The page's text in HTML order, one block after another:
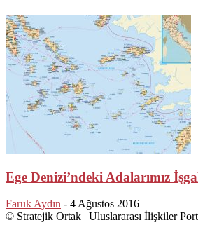
Ege Denizi’ndeki Adalarımız
Faruk Aydın - 4 Ağustos 2016
© Stratejik Ortak | Uluslararası İlişkiler